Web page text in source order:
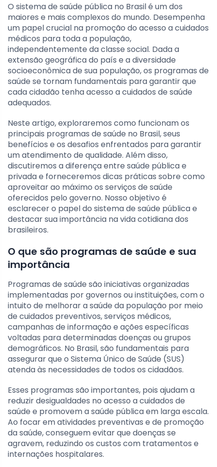
O sistema de saúde pública no Brasil é um dos
maiores e mais complexos do mundo. Desempenha
um papel crucial na promoção do acesso a cuidados
médicos para toda a população,
independentemente da classe social. Dada a
extensão geográfica do país e a diversidade
socioeconômica de sua população, os programas de
saúde se tornam fundamentais para garantir que
cada cidadão tenha acesso a cuidados de saúde
adequados.
Neste artigo, exploraremos como funcionam os
principais programas de saúde no Brasil, seus
benefícios e os desafios enfrentados para garantir
um atendimento de qualidade. Além disso,
discutiremos a diferença entre saúde pública e
privada e forneceremos dicas práticas sobre como
aproveitar ao máximo os serviços de saúde
oferecidos pelo governo. Nosso objetivo é
esclarecer o papel do sistema de saúde pública e
destacar sua importância na vida cotidiana dos
brasileiros.
O que são programas de saúde e sua
importância
Programas de saúde são iniciativas organizadas
implementadas por governos ou instituições, com o
intuito de melhorar a saúde da população por meio
de cuidados preventivos, serviços médicos,
campanhas de informação e ações específicas
voltadas para determinadas doenças ou grupos
demográficos. No Brasil, são fundamentais para
assegurar que o Sistema Único de Saúde (SUS)
atenda às necessidades de todos os cidadãos.
Esses programas são importantes, pois ajudam a
reduzir desigualdades no acesso a cuidados de
saúde e promovem a saúde pública em larga escala.
Ao focar em atividades preventivas e de promoção
da saúde, conseguem evitar que doenças se
agravem, reduzindo os custos com tratamentos e
internações hospitalares.